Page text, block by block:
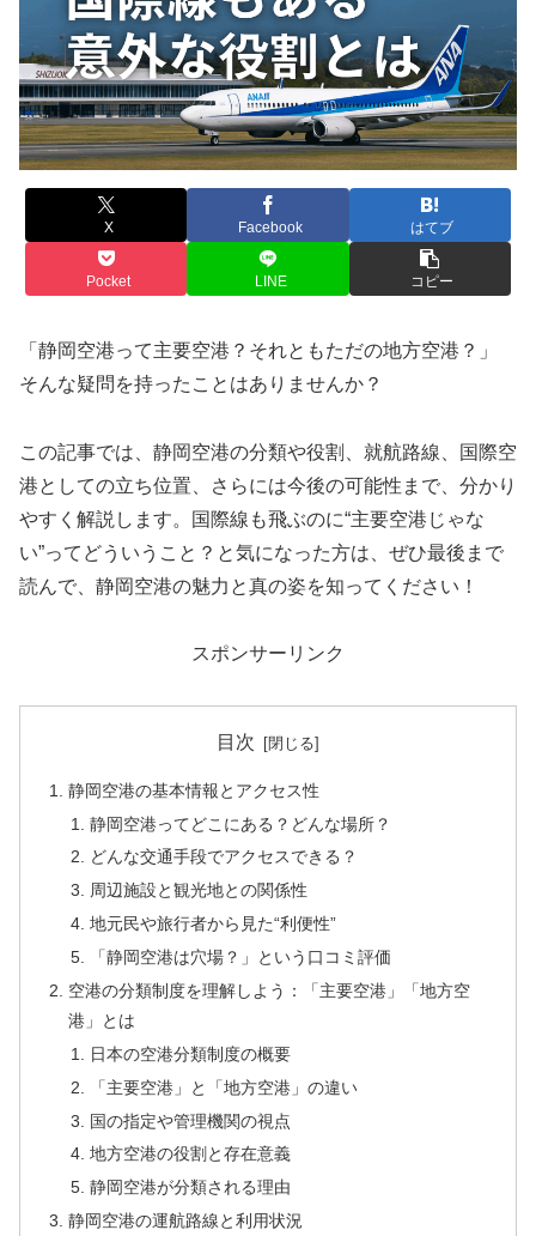
X Facebook はてブ
Pocket LINE コピー
「静岡空港って主要空港？それともただの地方空港？」
そんな疑問を持ったことはありませんか？
この記事では、静岡空港の分類や役割、就航路線、国際空
港としての立ち位置、さらには今後の可能性まで、分かり
やすく解説します。国際線も飛ぶのに“主要空港じゃな
い”ってどういうこと？と気になった方は、ぜひ最後まで
読んで、静岡空港の魅力と真の姿を知ってください！
スポンサーリンク
目次
静岡空港の基本情報とアクセス性
静岡空港ってどこにある？どんな場所？
どんな交通手段でアクセスできる？
周辺施設と観光地との関係性
地元民や旅行者から見た“利便性”
「静岡空港は穴場？」という口コミ評価
空港の分類制度を理解しよう：「主要空港」「地方空
港」とは
日本の空港分類制度の概要
「主要空港」と「地方空港」の違い
国の指定や管理機関の視点
地方空港の役割と存在意義
静岡空港が分類される理由
静岡空港の運航路線と利用状況